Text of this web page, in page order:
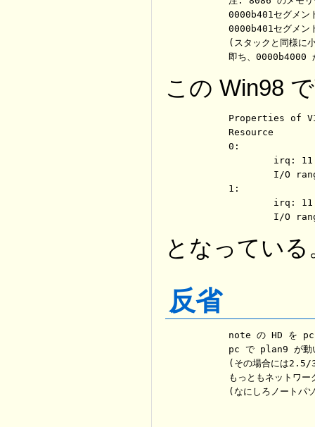
	0000b401セグメントを基にした 32B であれば
	0000b401セグメントと0000b400セグメントを意味している。
即ち、0000b4000
この Win98
	Resource
	0:
I/O
となっている
反省
(なにしろノートパ